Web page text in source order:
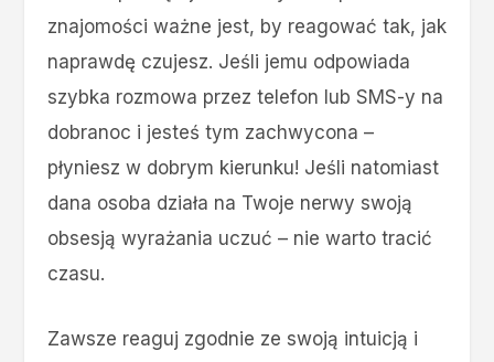
znajomości ważne jest, by reagować tak, jak
naprawdę czujesz. Jeśli jemu odpowiada
szybka rozmowa przez telefon lub SMS-y na
dobranoc i jesteś tym zachwycona –
płyniesz w dobrym kierunku! Jeśli natomiast
dana osoba działa na Twoje nerwy swoją
obsesją wyrażania uczuć – nie warto tracić
czasu.
Zawsze reaguj zgodnie ze swoją intuicją i